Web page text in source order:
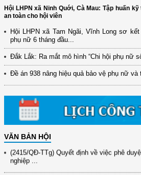
Hội LHPN xã Ninh Quới, Cà Mau: Tập huấn
an toàn cho hội viên
Hội LHPN xã Tam Ngãi, Vĩnh Long sơ
phụ nữ 6 tháng đầu...
Đắk Lắk: Ra mắt mô hình “Chi hội phụ nữ
Đề án 938 nâng hiệu quả bảo vệ phụ nữ
VĂN BẢN HỘI
(12/TB-HĐKH) V/v đăng ký, đề xuất nhiệm
đổi mới ...
(898/KH/ĐCT) Kế hoạch thực hiện Quyết
31/10/2025 ...
(417/QĐ-BNNMT) Quyết định phê duyệt
xây dựng ...
(891/KH-ĐCT) Kế hoạch thực hiện Nghị
(2415/QĐ-TTg) Quyết định về việc phê
nghiệp ...